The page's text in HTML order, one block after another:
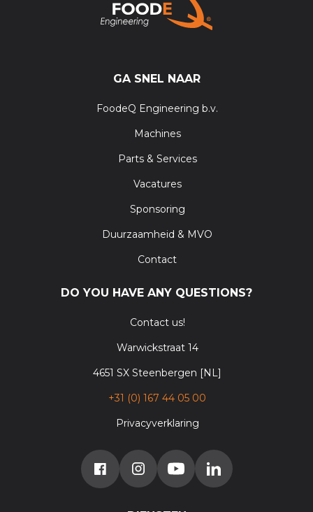
GA SNEL NAAR
FoodeQ Engineering b.v.
Machines
Parts & Services
Vacatures
Sponsoring
Duurzaamheid & MVO
Contact
DO YOU HAVE ANY QUESTIONS?
Contact us!
Warwickstraat 14
4651 SX Steenbergen [NL]
+31 (0) 167 44 05 00
Privacyverklaring